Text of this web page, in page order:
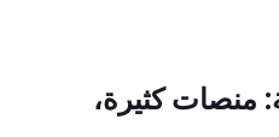
منصات كثيرة،